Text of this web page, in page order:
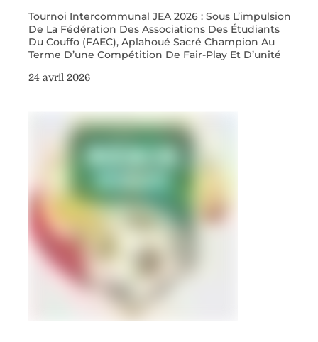
Tournoi Intercommunal JEA 2026 : Sous L’impulsion
De La Fédération Des Associations Des Étudiants
Du Couffo (FAEC), Aplahoué Sacré Champion Au
Terme D’une Compétition De Fair-Play Et D’unité
24 avril 2026